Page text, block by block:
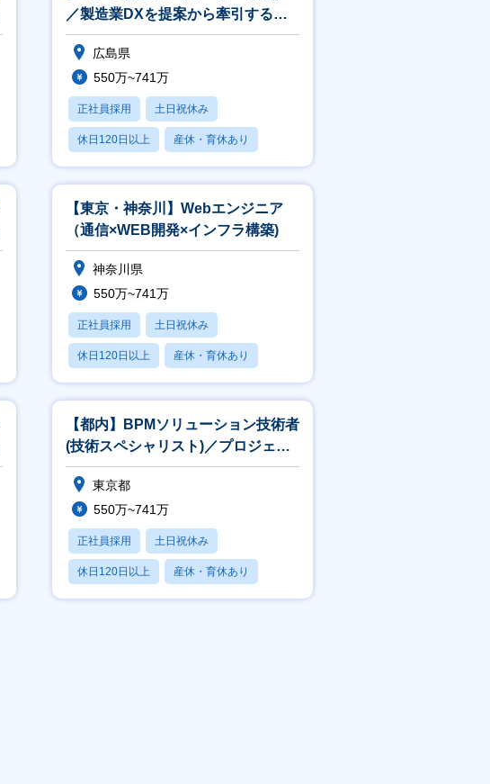
／製造業DXを提案から牽引するプ
ロジェクトマネージャー
広島県
550万~741万
正社員採用 土日祝休み
休日120日以上 産休・育休あり
賞与あり
【東京・神奈川】Webエンジニア
（通信×WEB開発×インフラ構築)
神奈川県
550万~741万
正社員採用 土日祝休み
休日120日以上 産休・育休あり
賞与あり
【都内】BPMソリューション技術者
(技術スペシャリスト)／プロジェク
ト中核×上流工程×一部在宅可
東京都
550万~741万
正社員採用 土日祝休み
休日120日以上 産休・育休あり
賞与あり